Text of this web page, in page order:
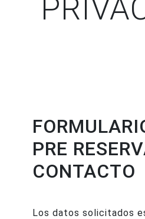
PRE
CONTACTO
Los datos solicitados